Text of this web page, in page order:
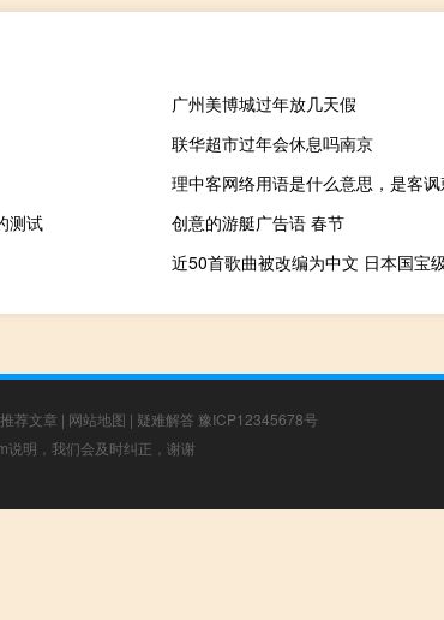
广州美博城过年放几天假
联华超市过年会休息吗南京
理中客网络用语是什么意思，是客
测试
创意的游艇广告语 春节
近50首歌曲被改编为中文 日本国宝
荐文章 | 网站地图 | 疑难解答 豫ICP12345678号
明，我们会及时纠正，谢谢